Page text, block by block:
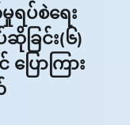
ပ်စဲရေး
ခြင်း(၆)
ောကြား